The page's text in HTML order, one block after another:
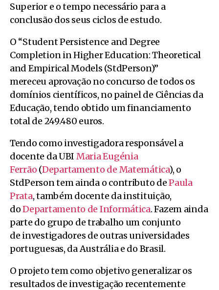
Superior e o tempo necessário para a
conclusão dos seus ciclos de estudo.
O “Student Persistence and Degree
Completion in Higher Education: Theoretical
and Empirical Models (StdPerson)”
mereceu aprovação no concurso de todos os
domínios científicos, no painel de Ciências da
Educação, tendo obtido um financiamento
total de 249.480 euros.
Tendo como investigadora responsável a
docente da UBI Maria Eugénia
Ferrão (Departamento de Matemática), o
StdPerson tem ainda o contributo dePaula
Prata, também docente da instituição,
doDepartamento de Informática. Fazem ainda
parte do grupo de trabalho um conjunto
de investigadores de outras universidades
portuguesas, da Austrália e do Brasil.
O projeto tem como objetivo generalizar os
resultados de investigação recentemente